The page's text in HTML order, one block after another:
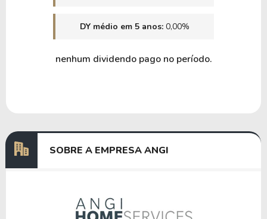
DY médio em 5 anos: 0,00%
nenhum dividendo pago no período.
SOBRE A EMPRESA ANGI